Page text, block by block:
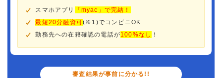
スマホアプリ
「myac」で完結！
最短20分融資可(※1)でコンビニOK
勤務先への在籍確認の電話が100%なし ！
審査結果が事前に分かる!!